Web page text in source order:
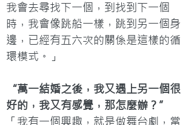
我會去尋找下一個，到找到下一個
時，我會像跳船一樣，跳到另一個身
邊，已經有五六次的關係是這樣的循
環模式。」
“萬一結婚之後，我又遇上另一個很
好的，我又有感覺，那怎麼辦？”
「我有一個興趣，就是做舞台劇，當